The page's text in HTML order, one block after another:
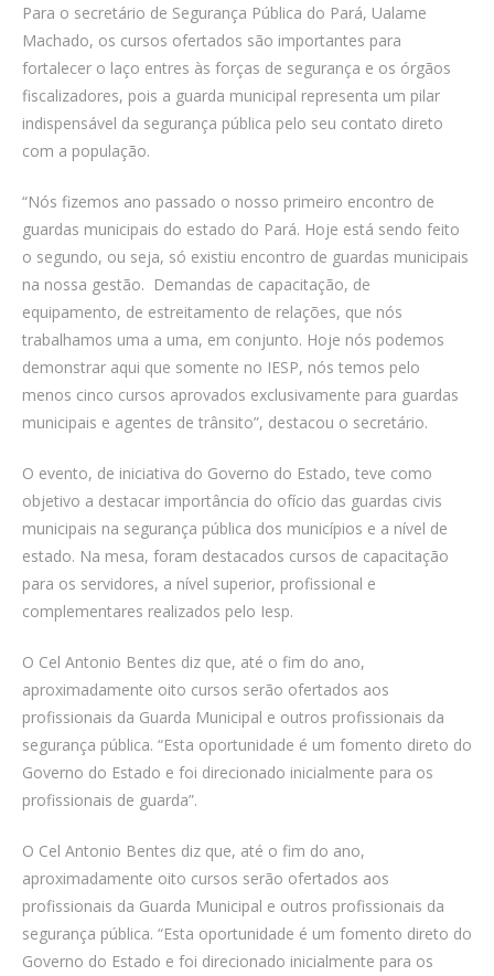
Para o secretário de Segurança Pública do Pará, Ualame
Machado, os cursos ofertados são importantes para
fortalecer o laço entres às forças de segurança e os órgãos
fiscalizadores, pois a guarda municipal representa um pilar
indispensável da segurança pública pelo seu contato direto
com a população.
“Nós fizemos ano passado o nosso primeiro encontro de
guardas municipais do estado do Pará. Hoje está sendo feito
o segundo, ou seja, só existiu encontro de guardas municipais
na nossa gestão. Demandas de capacitação, de
equipamento, de estreitamento de relações, que nós
trabalhamos uma a uma, em conjunto. Hoje nós podemos
demonstrar aqui que somente no IESP, nós temos pelo
menos cinco cursos aprovados exclusivamente para guardas
municipais e agentes de trânsito”, destacou o secretário.
O evento, de iniciativa do Governo do Estado, teve como
objetivo a destacar importância do ofício das guardas civis
municipais na segurança pública dos municípios e a nível de
estado. Na mesa, foram destacados cursos de capacitação
para os servidores, a nível superior, profissional e
complementares realizados pelo Iesp.
O Cel Antonio Bentes diz que, até o fim do ano,
aproximadamente oito cursos serão ofertados aos
profissionais da Guarda Municipal e outros profissionais da
segurança pública. “Esta oportunidade é um fomento direto do
Governo do Estado e foi direcionado inicialmente para os
profissionais de guarda”.
O Cel Antonio Bentes diz que, até o fim do ano,
aproximadamente oito cursos serão ofertados aos
profissionais da Guarda Municipal e outros profissionais da
segurança pública. “Esta oportunidade é um fomento direto do
Governo do Estado e foi direcionado inicialmente para os